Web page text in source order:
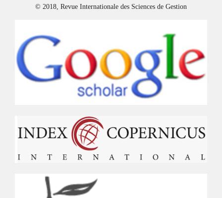
© 2018, Revue Internationale des Sciences de Gestion